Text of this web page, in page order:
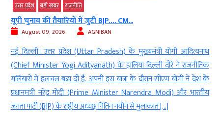
उत्तर प्रदेश बड़ी खबर राजनीति
यूपी चुनाव की तैयारियों में जुटी BJP…. CM...
August 09, 2026 AGNIBAN
नई दिल्ली। उत्तर प्रदेश (Uttar Pradesh) के मुख्यमंत्री योगी आदित्यनाथ
(Chief Minister Yogi Adityanath) के हालिया दिल्ली दौरे ने राजनीतिक
गलियारों में हलचल बढ़ा दी है. अपनी इस यात्रा के दौरान सीएम योगी ने देश के
प्रधानमंत्री नरेंद्र मोदी (Prime Minister Narendra Modi) और भारतीय
जनता पार्टी (BJP) के राष्ट्रीय अध्यक्ष नितिन नवीन से मुलाकात […]